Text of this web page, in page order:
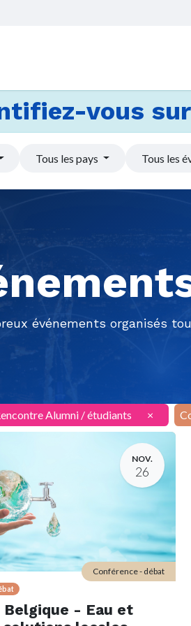
vous
Tous les pays Tous les
événements organisés
Alumni / étudiants ×
NOV.
26
Belgique - Eau et
Conférence - débat